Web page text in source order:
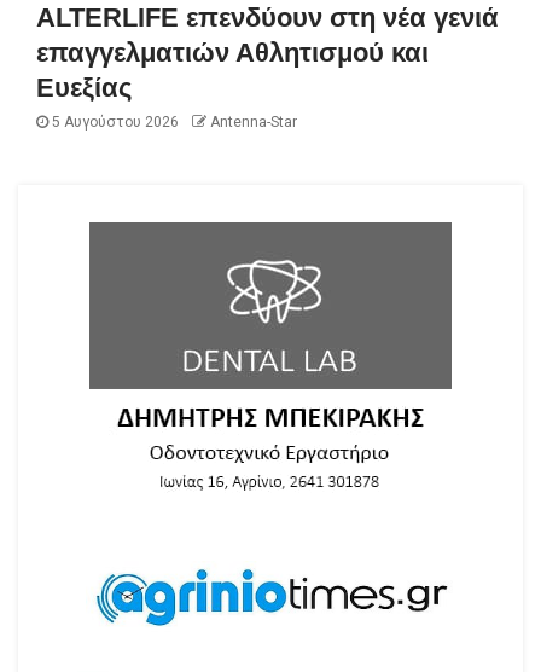
ALTERLIFE επενδύουν στη νέα γενιά
επαγγελματιών Αθλητισμού και
Ευεξίας
5 Αυγούστου 2026 Antenna-Star